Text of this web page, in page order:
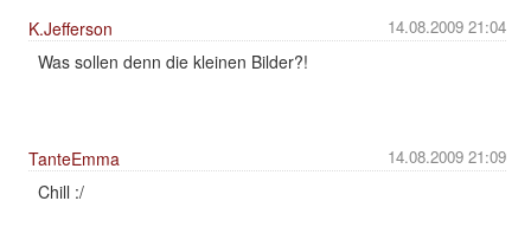
14.08.2009 21:04
K.Jefferson
Was sollen denn die kleinen Bilder?!
14.08.2009 21:09
TanteEmma
Chill :/